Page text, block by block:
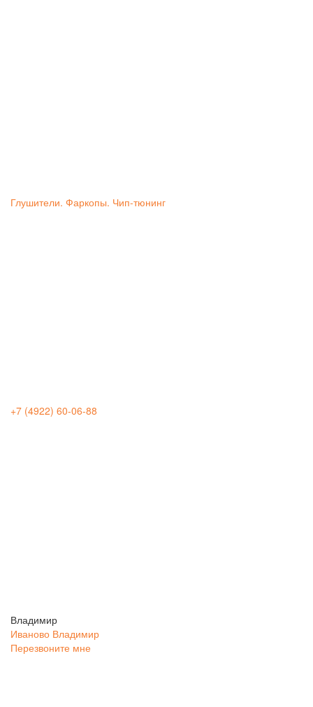
Глушители. Фаркопы. Чип-тюнинг
+7 (4922) 60-06-88
Владимир
Иваново Владимир
Перезвоните мне